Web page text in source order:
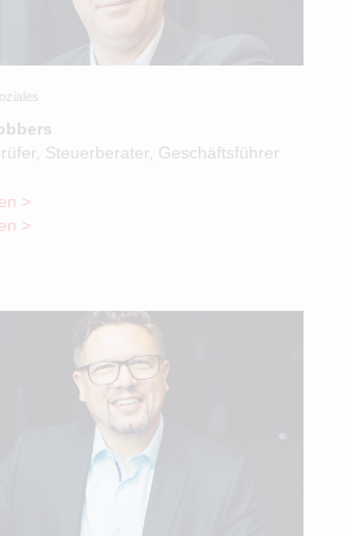
Steuerberater, Geschäftsführer
>
>